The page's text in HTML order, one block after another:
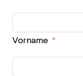
Vorname